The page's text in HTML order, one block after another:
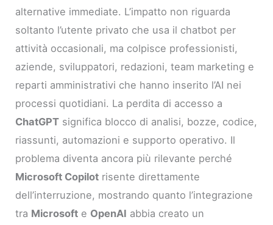
alternative immediate. L’impatto non riguarda
soltanto l’utente privato che usa il chatbot per
attività occasionali, ma colpisce professionisti,
aziende, sviluppatori, redazioni, team marketing e
reparti amministrativi che hanno inserito l’AI nei
processi quotidiani. La perdita di accesso a
ChatGPT significa blocco di analisi, bozze, codice,
riassunti, automazioni e supporto operativo. Il
problema diventa ancora più rilevante perché
Microsoft Copilot risente direttamente
dell’interruzione, mostrando quanto l’integrazione
tra Microsoft e OpenAI abbia creato un